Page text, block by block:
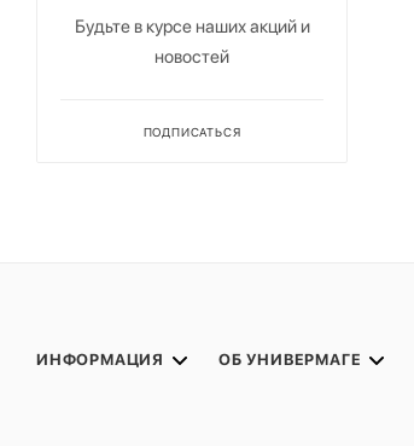
Будьте в курсе наших акций и
новостей
ПОДПИСАТЬСЯ
ИНФОРМАЦИЯ ОБ УНИВЕРМАГЕ